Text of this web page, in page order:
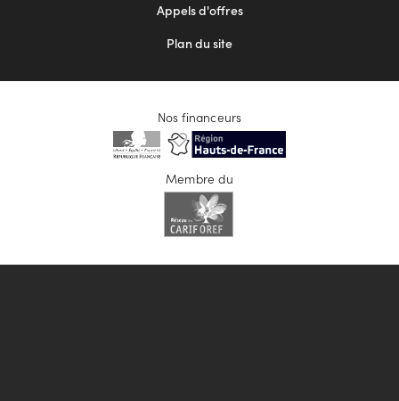
Appels d'offres
Plan du site
Nos financeurs
Membre du